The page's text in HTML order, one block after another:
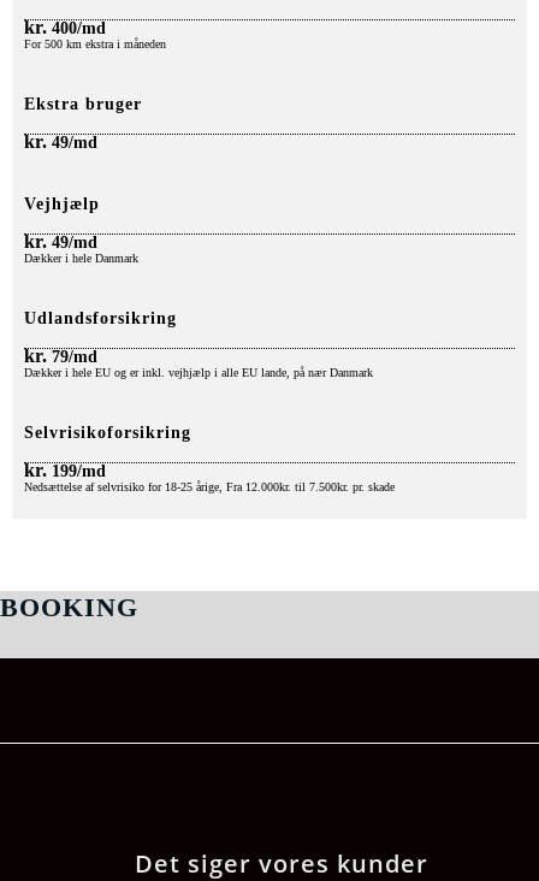
kr.400/md
For 500 km ekstra i måneden
Ekstra bruger
kr.49/md
Vejhjælp
kr.49/md
Dækker i hele Danmark
Udlandsforsikring
kr.79/md
Dækker i hele EU og er inkl. vejhjælp i alle EU lande, på nær Danmark
Selvrisikoforsikring
kr.199/md
Nedsættelse af selvrisiko for 18-25 årige, Fra 12.000kr. til 7.500kr. pr. skade
BOOKING
Det siger vores kunder